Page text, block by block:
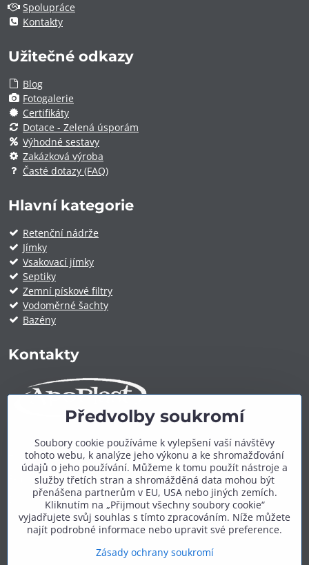
Spolupráce
Kontakty
Užitečné odkazy
Blog
Fotogalerie
Certifikáty
Dotace - Zelená úsporám
Výhodné sestavy
Zakázková výroba
Časté dotazy (FAQ)
Hlavní kategorie
Retenční nádrže
Jímky
Vsakovací jímky
Septiky
Zemní pískové filtry
Vodoměrné šachty
Bazény
Kontakty
ApoPlast.cz
Telefon:+420 606 909 600
E-mail:info@apoplast.cz
Další kontakty:zde
Předvolby soukromí
Soubory cookie používáme k vylepšení vaší návštěvy
tohoto webu, k analýze jeho výkonu a ke shromažďování
údajů o jeho používání. Můžeme k tomu použít nástroje a
služby třetích stran a shromážděná data mohou být
přenášena partnerům v EU, USA nebo jiných zemích.
Kliknutím na „Přijmout všechny soubory cookie“
vyjadřujete svůj souhlas s tímto zpracováním. Níže můžete
najít podrobné informace nebo upravit své preference.
Zásady ochrany soukromí